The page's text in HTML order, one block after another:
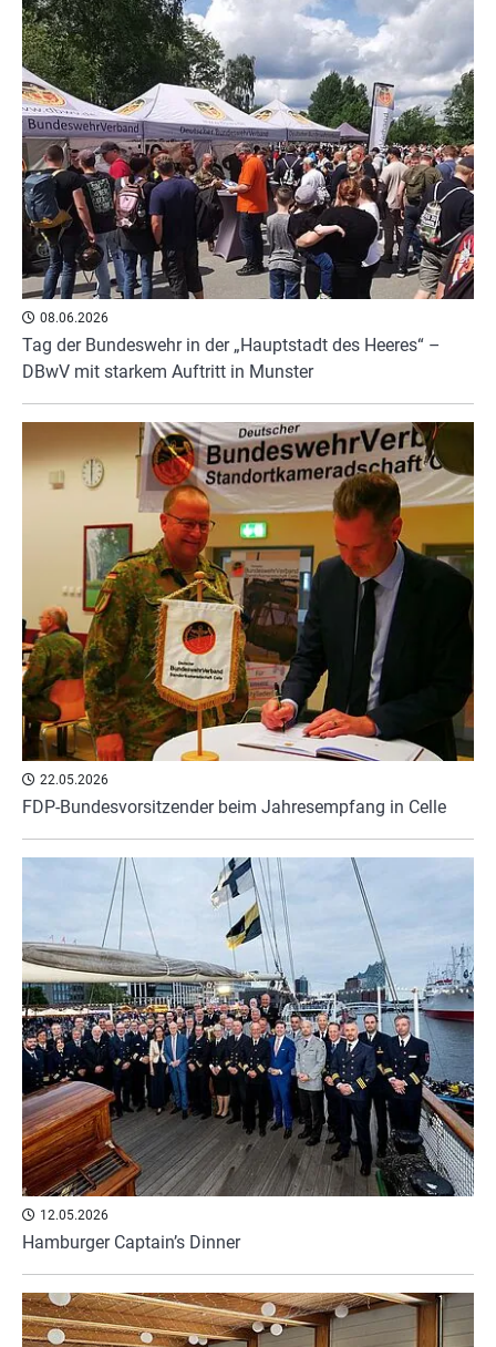
08.06.2026
Tag der Bundeswehr in der „Hauptstadt des Heeres“ –
DBwV mit starkem Auftritt in Munster
22.05.2026
FDP-Bundesvorsitzender beim Jahresempfang in Celle
12.05.2026
Hamburger Captain’s Dinner